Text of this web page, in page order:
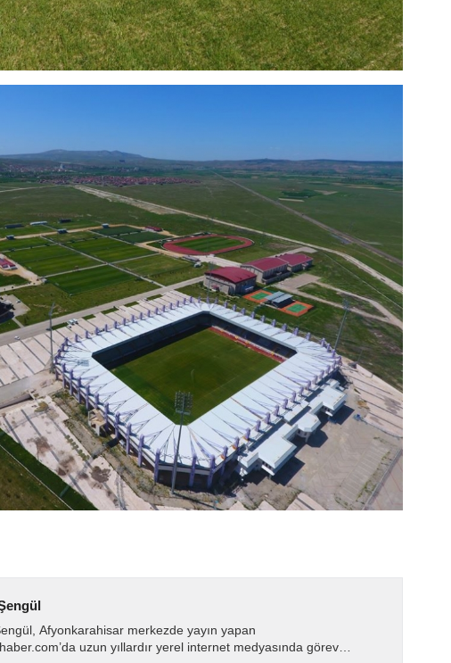
Afyonkarahisar merkezde yayın yapan
uzun yıllardır yerel internet medyasında görev